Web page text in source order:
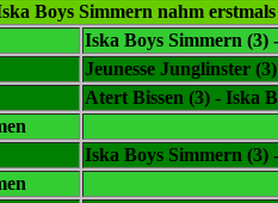
Boys Simmern nahm
Iska Boys Simmern (3)
Jeunesse Junglinster
Atert Bissen (3) - Iska
Iska Boys Simmern (3)